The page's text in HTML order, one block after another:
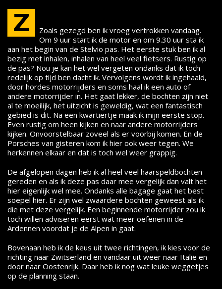
Z
Zoals gezegd ben ik vroeg vertrokken vandaag.
Om 9 uur start ik de motor en om 9.30 uur sta ik
aan het begin van de Stelvio pas. Het eerste stuk ben ik al
bezig met inhalen, inhalen van heel veel fietsers. Rustig op
de pas? Nou je kan het wel vergeten ondanks dat ik toch
redelijk op tijd ben dacht ik. Vervolgens wordt ik ingehaald,
door hordes motorrijders en soms haal ik een auto of
andere motorrijder in. Het gaat lekker, de bochten zijn niet
al te moeilijk, het uitzicht is geweldig, wat een fantastisch
gebied is dit. Na een kwartiertje maak ik mijn eerste stop.
Even rustig om heen kijken en naar andere motorrijders
kijken. Onvoorstelbaar zoveel als er voorbij komen. En de
Porsches van gisteren kom ik hier ook weer tegen. We
herkennen elkaar en dat is toch wel weer grappig.
De afgelopen dagen heb ik al heel veel haarspeldbochten
gereden en als ik deze pas daar mee vergelijk dan valt het
hier eigenlijk wel mee. Ondanks alle bagage gaat het best
soepel hier. Er zijn wel zwaardere bochten geweest als ik
die met deze vergelijk. Een beginnende motorrijder zou ik
toch willen adviseren eerst wat meer oefenen in de
Ardennen voordat je de Alpen in gaat.
Bovenaan heb ik de keus uit twee richtingen, ik kies voor de
richting naar Zwitserland en vandaar uit weer naar Italië en
door naar Oostenrijk. Daar heb ik nog wat leuke weggetjes
op de planning staan.